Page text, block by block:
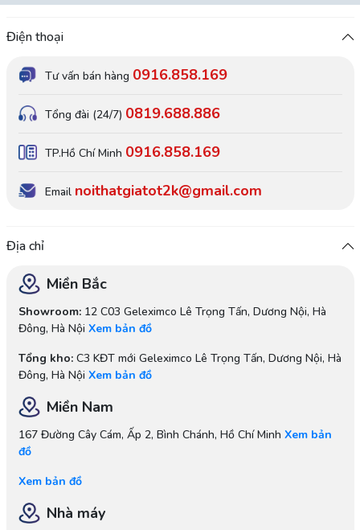
Điện thoại
Tư vấn bán hàng 0916.858.169
Tổng đài (24/7) 0819.688.886
TP.Hồ Chí Minh 0916.858.169
Email noithatgiatot2k@gmail.com
Địa chỉ
Miền Bắc
Showroom:12 C03 Geleximco Lê Trọng Tấn, Dương Nội, Hà
Đông, Hà Nội Xem bản đồ
Tổng kho:C3 KĐT mới Geleximco Lê Trọng Tấn, Dương Nội, Hà
Đông, Hà Nội Xem bản đồ
Miền Nam
167 Đường Cây Cám, Ấp 2, Bình Chánh, Hồ Chí Minh Xem bản
đồ
Xem bản đồ
Nhà máy